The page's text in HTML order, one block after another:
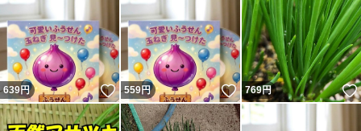
639円 いいね！
559円 いいね！
769円